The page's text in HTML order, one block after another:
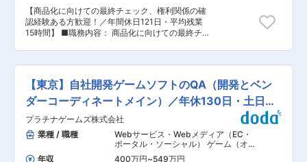
ーカライズのプロフェッショナルとして成長し、
リーダーシップを発揮するキャリアパスが期待さ
れています。 ■企業の特徴／魅力： エンターテ
新的な製品を提供しています。社員は独身寮や社
宅などの福利厚生を利用でき、年間休日は125日
暇が付与されるリフレッシュ休暇や育児・介護休
業制度も整備されており、ワークライフバランス
を大切にする環境が整っています。
ーティング業務 商品上、表現、文言として問題と
ならないか、関係法令と照らし合わせて、チェッ
クを行っていただきます。 社員としてデバッグス
タッフが実施した上記項目を最終チェックいただ
くリーダー的ポジションです。 ■当社の魅力
の映像部門・サウンド部門を支えるため、分社
化・独立した、 京楽産業グループの中核企業で、
業界上位メーカーと認識されております。 業界特
性上、近年では遊技台への規制がかかったことで
業界全体の売り上げがシュリンクしていること
や、新台をリリースするタイミングで 年間の導入
台数が左右される特性がある中でも、当社は順調
に売り上げを推移させています。 その背景には、
【商品化に向けての最終チェック、権利関係の確
認経験ある方歓迎！／年間休日121日・平均残業
15時間】 ■職務内容： 商品化に向けての最終チ
管理者として、最終試験を実施していただきま
す。また、表現・文言などの法令チェック、権利
関係の確認も進めていただきます。 ■具体的な業
務内容 ・映像、システムのチェック管理 商品と
してリリースする最後の砦となり、映像、システ
ムの不具合が残っていないか、最終チェックと管
理を行っていただきます。 ・チェック方針の検討
及び、問題傾向のデータベース化 過去の経験よ
り、チェック方針、試験内容を決定。また検出し
【東京】自社開発ゲームソフトのQA（開発とベン
ダーコーディネートメイン）／年休130日・土日祝
休
プラチナゲームズ株式会社
業種 / 職種
Webサービス・Webメディア（EC・
ポータル・ソーシャル） ゲーム（オン
ライン・ソーシャル）
年収 400万円~549万円